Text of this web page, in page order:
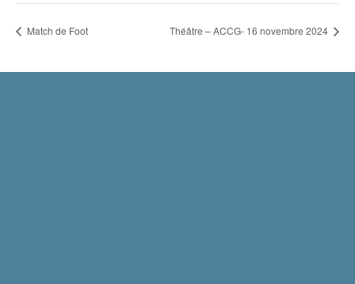
Match de Foot Théâtre – ACCG- 16 novembre 2024